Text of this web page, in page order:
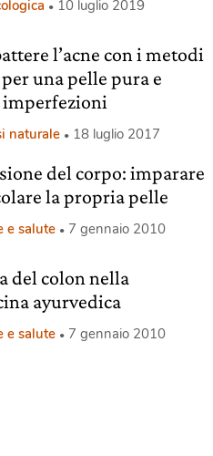
10 luglio 2019
l’acne con i metodi
una pelle pura e
imperfezioni
naturale 18 luglio 2017
del corpo: imparare
la propria pelle
e salute 7 gennaio 2010
del colon nella
ayurvedica
e salute 7 gennaio 2010